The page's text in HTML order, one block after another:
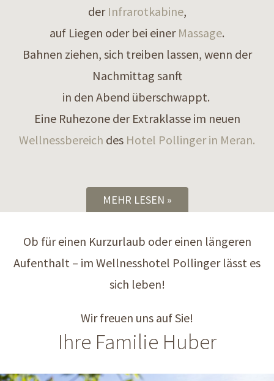
der Infrarotkabine,
auf Liegen oder bei einer Massage.
Bahnen ziehen, sich treiben lassen, wenn der
Nachmittag sanft
in den Abend überschwappt.
Eine Ruhezone der Extraklasse im neuen
Wellnessbereich des Hotel Pollinger in Meran.
MEHR LESEN
Ob für einen Kurzurlaub oder einen längeren
Aufenthalt – im Wellnesshotel Pollinger lässt es
sich leben!
Wir freuen uns auf Sie!
Ihre Familie Huber